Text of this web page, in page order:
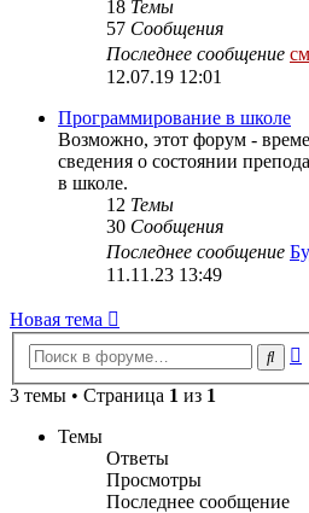
18 Темы
57 Сообщения
Последнее сообщение
12.07.19 12:01
Программирование в школе
Возможно, этот форум -
сведения о состоянии
в школе.
12 Темы
30 Сообщения
Последнее сообщение
11.11.23 13:49
Новая тема
Поиск
3 темы • Страница 1 из 1
Темы
Ответы
Просмотры
Последнее сообщение